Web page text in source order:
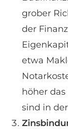
grober
der
etwa
höher
sind in